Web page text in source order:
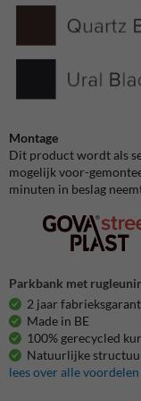
Montage
Dit product wordt als
mogelijk voor-
minuten in beslag
Parkbank met
2 jaar
Made in BE
100% gerecycled
Natuurlijke
lees over alle voordelen